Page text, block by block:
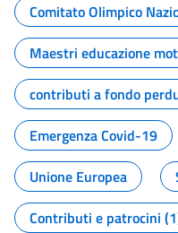
Comitato Olimpico
Maestri educazione
contributi a fondo
Emergenza Covid-19
Unione Europea
Contributi e patrocini